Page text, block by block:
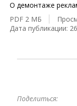
О демонтаже
PDF 2 МБ
Дата публикации:
Поделиться: